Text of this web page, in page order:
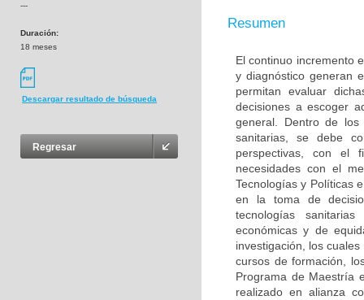
---
Duración:
18 meses
Descargar resultado de búsqueda
Regresar
Resumen
El continuo incremento
y diagnóstico generan
permitan evaluar
decisiones a escoger
general. Dentro de los
sanitarias, se debe
perspectivas, con el
necesidades con el
Tecnologías y Políticas
en la toma de
tecnologías
económicas y de
investigación, los
cursos de formación,
Programa de Maestría
realizado en alianza